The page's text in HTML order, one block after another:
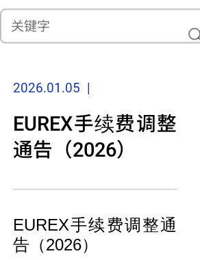
聯繫我們
貨
產
理
險
2026.01.05 |
EUREX手续费调整
通告（2026）
EUREX手续费调整通
告（2026）